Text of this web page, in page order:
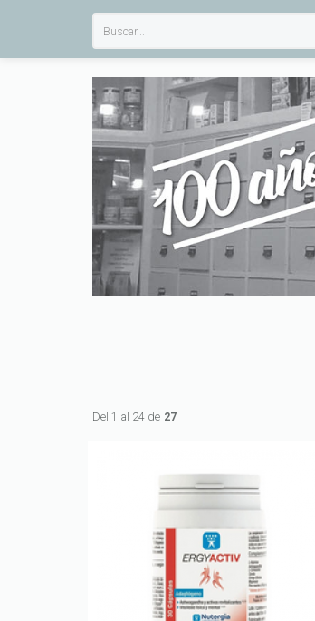
Del 1 al 24 de 27